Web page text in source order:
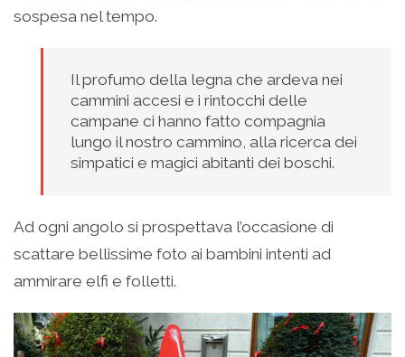
sospesa nel tempo.
Il profumo della legna che ardeva nei
cammini accesi e i rintocchi delle
campane ci hanno fatto compagnia
lungo il nostro cammino, alla ricerca dei
simpatici e magici abitanti dei boschi.
Ad ogni angolo si prospettava l’occasione di
scattare bellissime foto ai bambini intenti ad
ammirare elfi e folletti.